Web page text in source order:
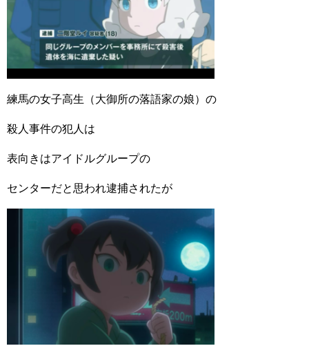
練馬の女子高生（大御所の落語家の娘）の
殺人事件の犯人は
表向きはアイドルグループの
センターだと思われ逮捕されたが